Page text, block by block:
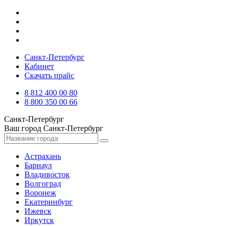
Санкт-Петербург
Кабинет
Скачать прайс
8 812 400 00 80
8 800 350 00 66
Санкт-Петербург
Ваш город Санкт-Петербург
Астрахань
Барнаул
Владивосток
Волгоград
Воронеж
Екатеринбург
Ижевск
Иркутск